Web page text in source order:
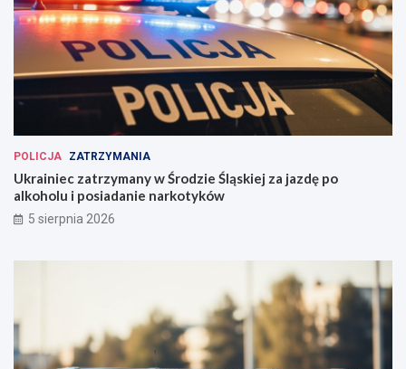
POLICJA ZATRZYMANIA
Ukrainiec zatrzymany w Środzie Śląskiej za jazdę po
alkoholu i posiadanie narkotyków
5 sierpnia 2026